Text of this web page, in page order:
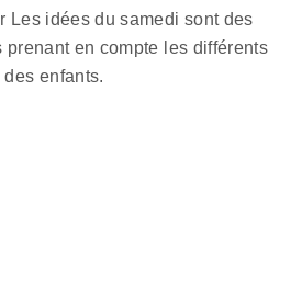
Les idées du samedi sont des
en compte les différents
enfants.